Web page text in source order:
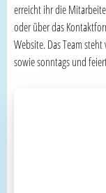
erreicht ihr die
oder über das
Website. Das Team
sowie sonntags und